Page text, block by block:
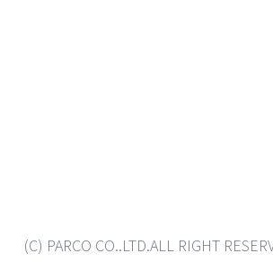
(C) PARCO CO..LTD.ALL RIGHT